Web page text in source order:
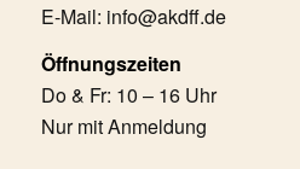
E-Mail: info@akdff.de
Öffnungszeiten
Do & Fr: 10 – 16 Uhr
Nur mit Anmeldung